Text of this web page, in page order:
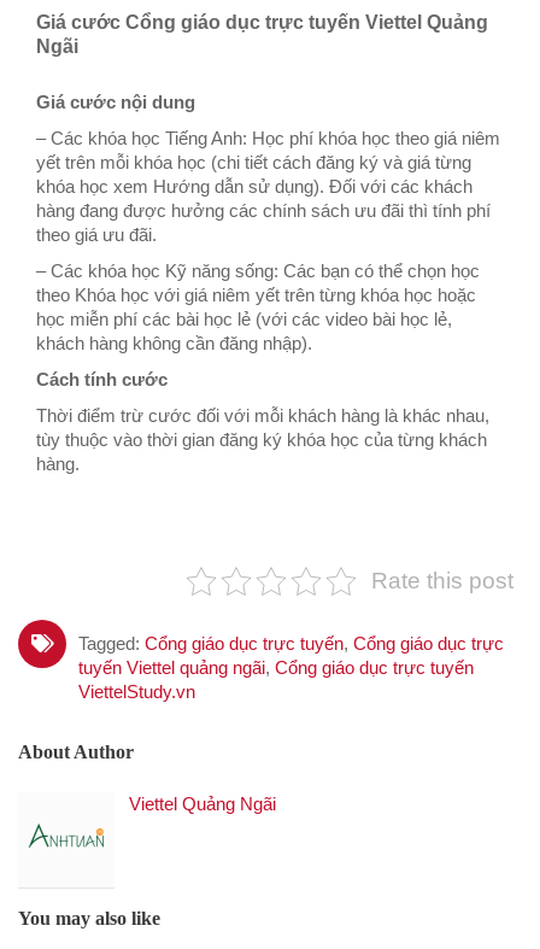
Giá cước Cổng giáo dục trực tuyến Viettel Quảng
Ngãi
Giá cước nội dung
– Các khóa học Tiếng Anh: Học phí khóa học theo giá niêm
yết trên mỗi khóa học (chi tiết cách đăng ký và giá từng
khóa học xem Hướng dẫn sử dụng). Đối với các khách
hàng đang được hưởng các chính sách ưu đãi thì tính phí
theo giá ưu đãi.
– Các khóa học Kỹ năng sống: Các bạn có thể chọn học
theo Khóa học với giá niêm yết trên từng khóa học hoặc
học miễn phí các bài học lẻ (với các video bài học lẻ,
khách hàng không cần đăng nhập).
Cách tính cước
Thời điểm trừ cước đối với mỗi khách hàng là khác nhau,
tùy thuộc vào thời gian đăng ký khóa học của từng khách
hàng.
Rate this post
Tagged: Cổng giáo dục trực tuyến, Cổng giáo dục trực
tuyến Viettel quảng ngãi, Cổng giáo dục trực tuyến
ViettelStudy.vn
About Author
Viettel Quảng Ngãi
You may also like